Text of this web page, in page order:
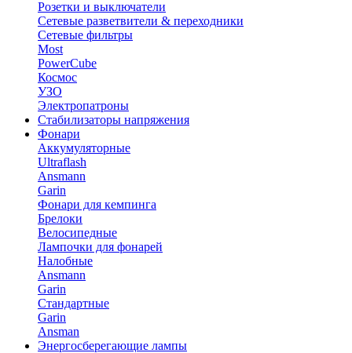
Розетки и выключатели
Сетевые разветвители & переходники
Сетевые фильтры
Most
PowerCube
Космос
УЗО
Электропатроны
Стабилизаторы напряжения
Фонари
Аккумуляторные
Ultraflash
Ansmann
Garin
Фонари для кемпинга
Брелоки
Велосипедные
Лампочки для фонарей
Налобные
Ansmann
Garin
Стандартные
Garin
Ansman
Энергосберегающие лампы